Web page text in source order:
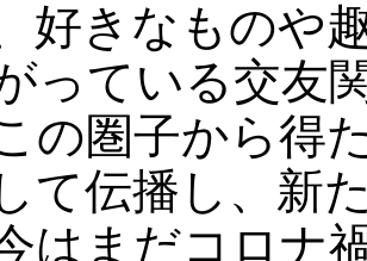
好きなものや
っている交友
の圏子から得
て伝播し、新
はまだコロナ